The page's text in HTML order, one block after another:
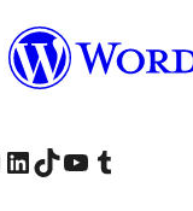
Threadsна Facebook
наш Instagram
Посетите нашу страницу в LinkedIn
Посетите нашу учётную запись в TikTok
Посетите наш канал YouTube
Посетите нашу учётную запись в Tumblr